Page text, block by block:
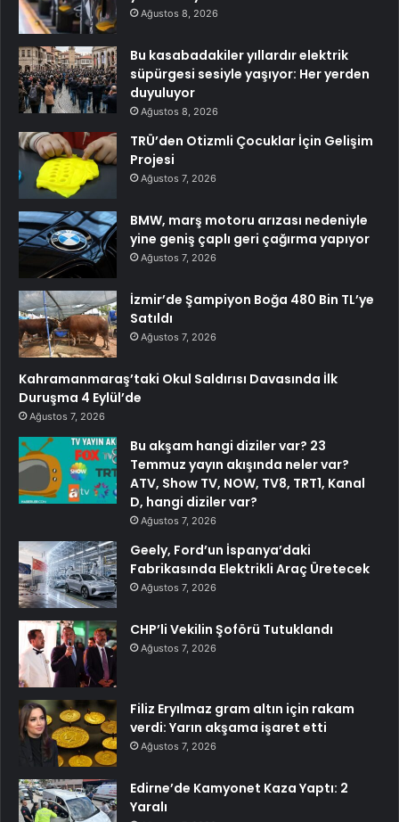
Ağustos 8, 2026
Bu kasabadakiler yıllardır elektrik
süpürgesi sesiyle yaşıyor: Her yerden
duyuluyor
Ağustos 8, 2026
TRÜ’den Otizmli Çocuklar İçin Gelişim
Projesi
Ağustos 7, 2026
BMW, marş motoru arızası nedeniyle
yine geniş çaplı geri çağırma yapıyor
Ağustos 7, 2026
İzmir’de Şampiyon Boğa 480 Bin TL’ye
Satıldı
Ağustos 7, 2026
Kahramanmaraş’taki Okul Saldırısı Davasında İlk
Duruşma 4 Eylül’de
Ağustos 7, 2026
Bu akşam hangi diziler var? 23
Temmuz yayın akışında neler var?
ATV, Show TV, NOW, TV8, TRT1, Kanal
D, hangi diziler var?
Ağustos 7, 2026
Geely, Ford’un İspanya’daki
Fabrikasında Elektrikli Araç Üretecek
Ağustos 7, 2026
CHP’li Vekilin Şoförü Tutuklandı
Ağustos 7, 2026
Filiz Eryılmaz gram altın için rakam
verdi: Yarın akşama işaret etti
Ağustos 7, 2026
Edirne’de Kamyonet Kaza Yaptı: 2
Yaralı